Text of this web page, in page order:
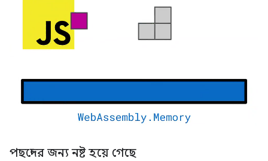
পছন্দের জন্য নষ্ট হয়ে গেছে